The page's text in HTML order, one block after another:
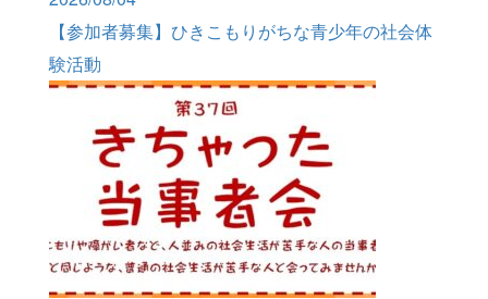
【参加者募集】ひきこもりがちな青少年の社会体
験活動